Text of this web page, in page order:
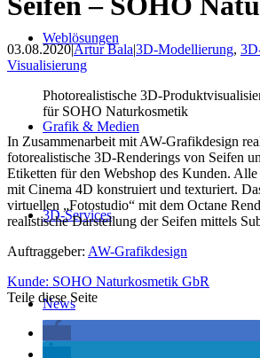
Weblösungen
Grafik & Medien
3D-Services
News
03.08.2020|Artur Bala|3D-Modellierung,
Visualisierung
Photorealistische 3D-
für SOHO Naturkosmetik
In Zusammenarbeit mit AW-Grafikdesign
fotorealistische 3D-Renderings von Seifen
Etiketten für den Webshop des Kunden.
mit Cinema 4D konstruiert und texturiert.
virtuellen „Fotostudio“ mit dem Octane
realistische Darstellung der Seifen mittels
Auftraggeber: AW-Grafikdesign
Kunde: SOHO Naturkosmetik GbR
Teile diese Seite